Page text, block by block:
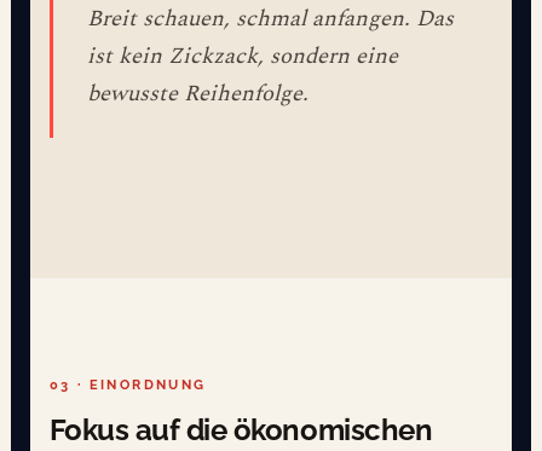
Breit schauen, schmal anfangen. Das
ist kein Zickzack, sondern eine
bewusste Reihenfolge.
03 · EINORDNUNG
Fokus auf die ökonomischen